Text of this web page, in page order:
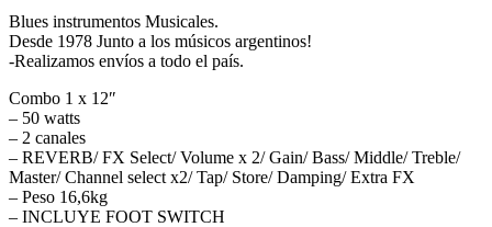
Blues instrumentos Musicales.
Desde 1978 Junto a los músicos argentinos!
-Realizamos envíos a todo el país.
Combo 1 x 12″
– 50 watts
– 2 canales
– REVERB/ FX Select/ Volume x 2/ Gain/ Bass/ Middle/ Treble/
Master/ Channel select x2/ Tap/ Store/ Damping/ Extra FX
– Peso 16,6kg
– INCLUYE FOOT SWITCH